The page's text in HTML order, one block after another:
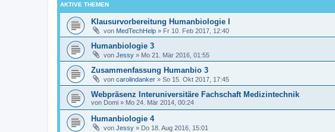
AKTIVE THEMEN
Klausurvorbereitung Humanbiologie I
von MedTechHelp » Fr 10. Feb 2017, 12:40
Humanbiologie 3
von Jessy » Mo 21. Mär 2016, 01:55
Zusammenfassung Humanbio 3
von carolindanker » So 15. Okt 2017, 17:45
Webpräsenz Interuniversitäre Fachschaft Medizintechnik
von Domi » Mo 24. Mär 2014, 00:24
Humanbiologie 4
von Jessy » Do 18. Aug 2016, 15:01